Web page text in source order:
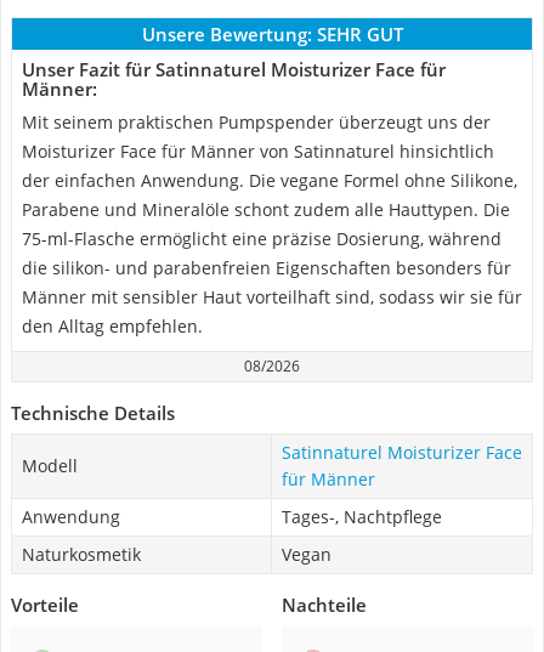
Unsere Bewertung: SEHR GUT
Unser Fazit für ‎Satinnaturel Moisturizer Face für
Männer:
Mit seinem praktischen Pumpspender überzeugt uns der
Moisturizer Face für Männer von Satinnaturel hinsichtlich
der einfachen Anwendung. Die vegane Formel ohne Silikone,
Parabene und Mineralöle schont zudem alle Hauttypen. Die
75-ml-Flasche ermöglicht eine präzise Dosierung, während
die silikon- und parabenfreien Eigenschaften besonders für
Männer mit sensibler Haut vorteilhaft sind, sodass wir sie für
den Alltag empfehlen.
08/2026
Technische Details
Modell
‎Satinnaturel Moisturizer Face
für Männer
Anwendung
Tages-, Nachtpflege
Naturkosmetik
Vegan
Vorteile Nachteile